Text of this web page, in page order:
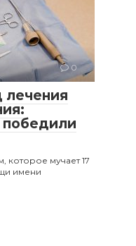
0
лечения
победили
которое мучает 17
имени